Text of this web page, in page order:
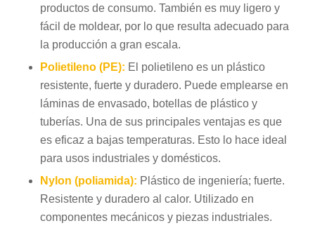
productos de consumo. También es muy ligero y
fácil de moldear, por lo que resulta adecuado para
la producción a gran escala.
Polietileno (PE): El polietileno es un plástico
resistente, fuerte y duradero. Puede emplearse en
láminas de envasado, botellas de plástico y
tuberías. Una de sus principales ventajas es que
es eficaz a bajas temperaturas. Esto lo hace ideal
para usos industriales y domésticos.
Nylon (poliamida): Plástico de ingeniería; fuerte.
Resistente y duradero al calor. Utilizado en
componentes mecánicos y piezas industriales.